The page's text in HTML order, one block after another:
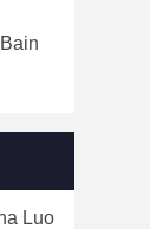
Luo